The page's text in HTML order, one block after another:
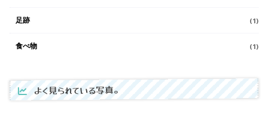
足跡 (1)
食べ物 (1)
よく見られている写真。